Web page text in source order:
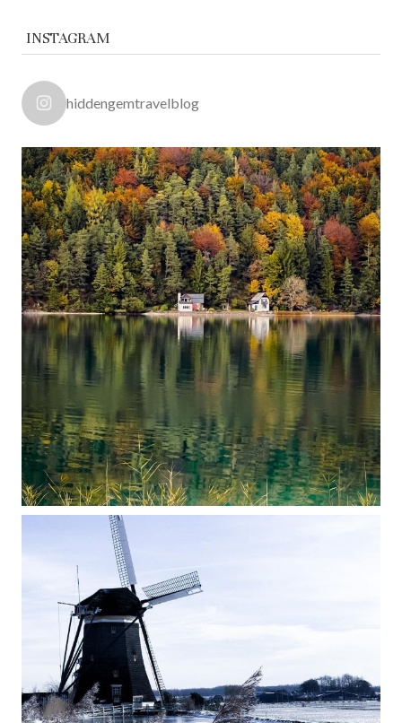
INSTAGRAM
hiddengemtravelblog